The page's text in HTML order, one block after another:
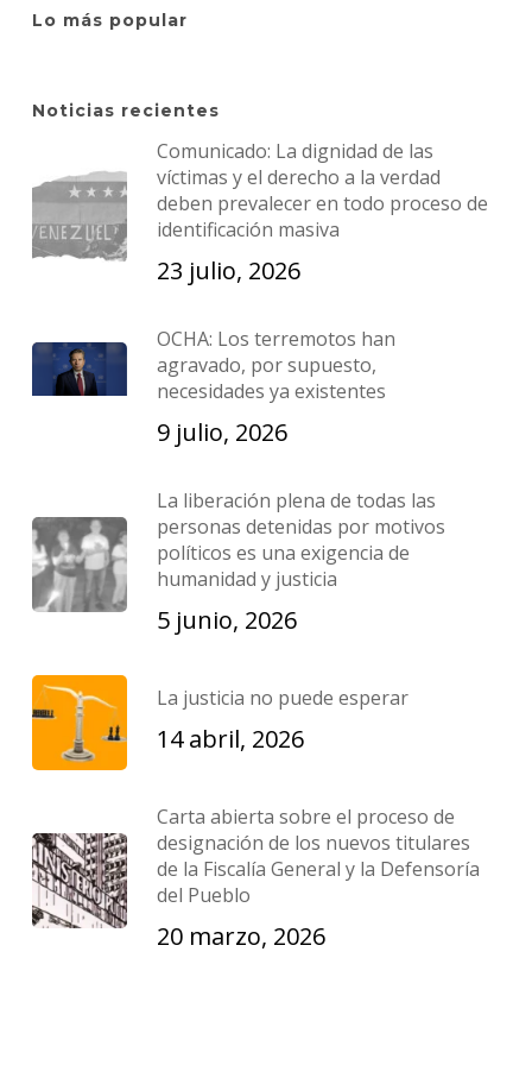
Lo más popular
Noticias recientes
Comunicado: La dignidad de las
víctimas y el derecho a la verdad
deben prevalecer en todo proceso de
identificación masiva
23 julio, 2026
OCHA: Los terremotos han
agravado, por supuesto,
necesidades ya existentes
9 julio, 2026
La liberación plena de todas las
personas detenidas por motivos
políticos es una exigencia de
humanidad y justicia
5 junio, 2026
La justicia no puede esperar
14 abril, 2026
Carta abierta sobre el proceso de
designación de los nuevos titulares
de la Fiscalía General y la Defensoría
del Pueblo
20 marzo, 2026